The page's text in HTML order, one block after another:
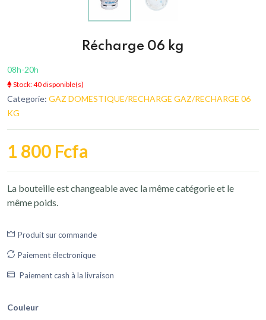
Récharge 06 kg
08h-20h
Stock: 40 disponible(s)
Categorie: GAZ DOMESTIQUE/RECHARGE GAZ/RECHARGE 06
KG
1 800 Fcfa
La bouteille est changeable avec la même catégorie et le
même poids.
Produit sur commande
Paiement électronique
Paiement cash à la livraison
Couleur